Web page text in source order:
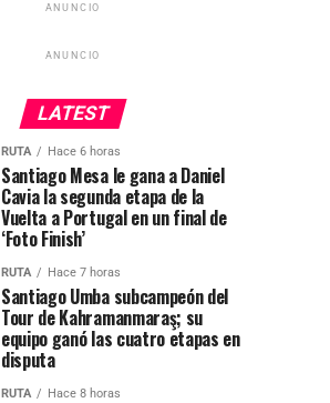
ANUNCIO
ANUNCIO
LATEST
RUTA Hace 6 horas
Santiago Mesa le gana a Daniel
Cavia la segunda etapa de la
Vuelta a Portugal en un final de
‘Foto Finish’
RUTA Hace 7 horas
Santiago Umba subcampeón del
Tour de Kahramanmaraş; su
equipo ganó las cuatro etapas en
disputa
RUTA Hace 8 horas